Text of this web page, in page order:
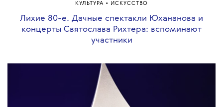
КУЛЬТУРА • ИСКУССТВО
Лихие 80-е. Дачные спектакли Юхананова и
концерты Святослава Рихтера: вспоминают
участники